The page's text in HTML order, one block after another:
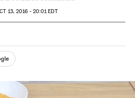
13, 2016 - 20:01EDT
Twitter
Redes Sociales